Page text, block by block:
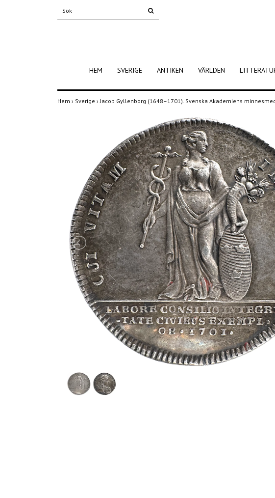
HEM SVERIGE ANTIKEN VÄRLDEN
Hem › Sverige ›Jacob Gyllenborg (1648–1701). Svenska Akademiens